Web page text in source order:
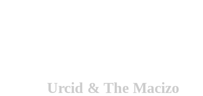
Urcid & The Macizo